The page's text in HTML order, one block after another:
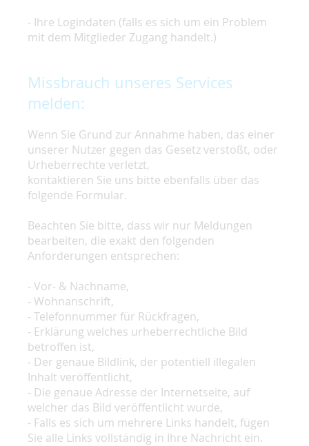
- Ihre Logindaten (falls es sich um ein Problem
mit dem Mitglieder Zugang handelt.)
Missbrauch unseres Services
melden:
Wenn Sie Grund zur Annahme haben, das einer
unserer Nutzer gegen das Gesetz verstößt, oder
Urheberrechte verletzt,
kontaktieren Sie uns bitte ebenfalls über das
folgende Formular.
Beachten Sie bitte, dass wir nur Meldungen
bearbeiten, die exakt den folgenden
Anforderungen entsprechen:
- Vor- & Nachname,
- Wohnanschrift,
- Telefonnummer für Rückfragen,
- Erklärung welches urheberrechtliche Bild
betroffen ist,
- Der genaue Bildlink, der potentiell illegalen
Inhalt veröffentlicht,
- Die genaue Adresse der Internetseite, auf
welcher das Bild veröffentlicht wurde,
- Falls es sich um mehrere Links handelt, fügen
Sie alle Links vollständig in Ihre Nachricht ein.